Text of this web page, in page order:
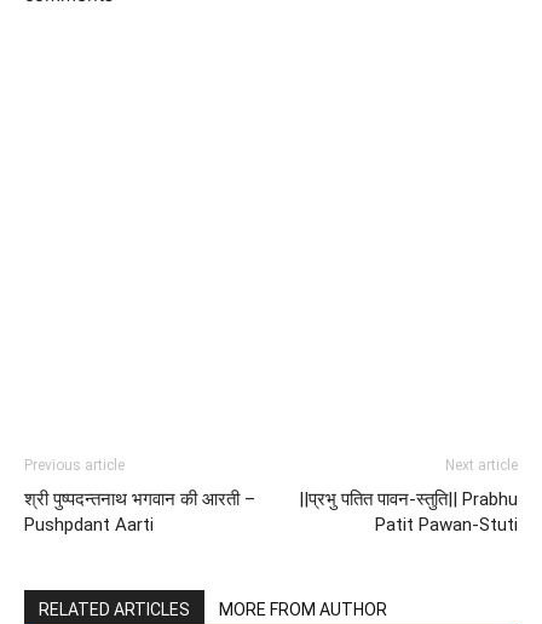
Previous article
श्री पुष्पदन्तनाथ भगवान की आरती –
Pushpdant Aarti
Next article
||प्रभु पतित पावन-स्तुति|| Prabhu
Patit Pawan-Stuti
RELATED ARTICLES MORE FROM AUTHOR